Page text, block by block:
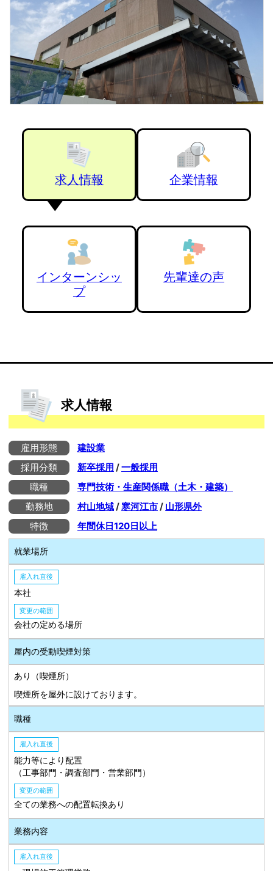
求人情報 企業情報
インターンシッ
プ
先輩達の声
求人情報
雇用形態
建設業
採用分類
新卒採用 /一般採用
職種
専門技術・生産関係職（土木・建築）
勤務地
村山地域/寒河江市/ 山形県外
特徴
年間休日120日以上
就業場所
雇入れ直後
本社
変更の範囲
会社の定める場所
屋内の受動喫煙対策
あり（喫煙所）
喫煙所を屋外に設けております。
職種
雇入れ直後
能力等により配置
（工事部門・調査部門・営業部門）
変更の範囲
全ての業務への配置転換あり
業務内容
雇入れ直後